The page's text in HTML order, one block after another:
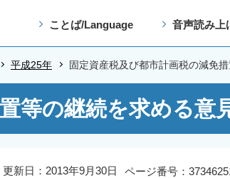
ことば/Language 音声読み上
平成25年 固定資産税及び都市計画税の減免
等の継続を求める意
ページ番号：
更新日：2013年9月30日